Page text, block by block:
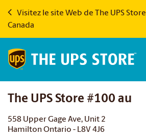
Visitez le site Web de The UPS Store
Canada
The UPS Store #100 au
558 Upper Gage Ave, Unit 2
Hamilton Ontario - L8V 4J6